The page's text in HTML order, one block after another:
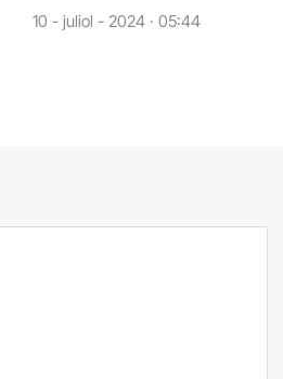
10 - juliol - 2024 · 05:44